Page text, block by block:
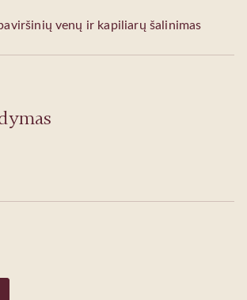
venų ir kapiliarų šalinimas